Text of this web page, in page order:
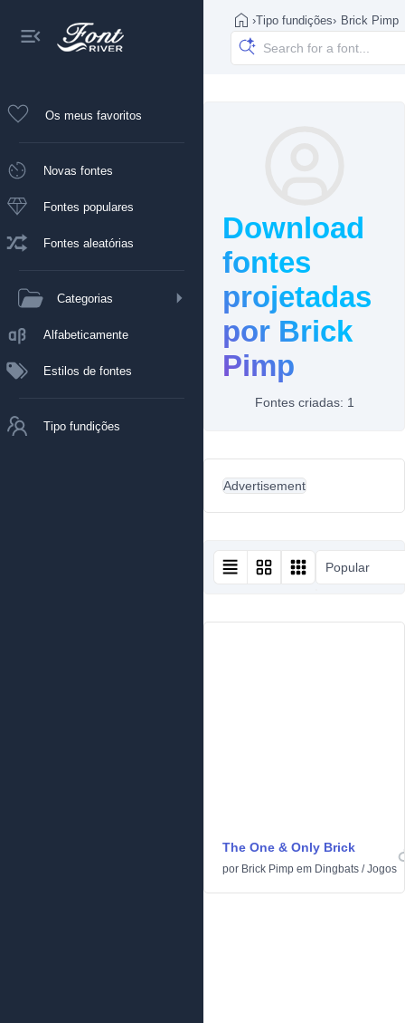
Os meus favoritos
Novas fontes
Fontes populares
Fontes aleatórias
Categorias
Alfabeticamente
Estilos de fontes
Tipo fundições
›Tipo fundições› Brick Pimp
Download
fontes
projetadas
por Brick
Pimp
Fontes criadas: 1
Advertisement
Popular
The One & Only Brick
por Brick Pimp em Dingbats /Jogos